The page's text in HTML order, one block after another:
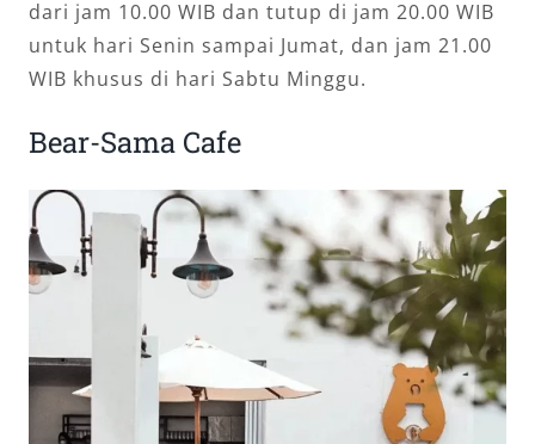
dari jam 10.00 WIB dan tutup di jam 20.00 WIB
untuk hari Senin sampai Jumat, dan jam 21.00
WIB khusus di hari Sabtu Minggu.
Bear-Sama Cafe